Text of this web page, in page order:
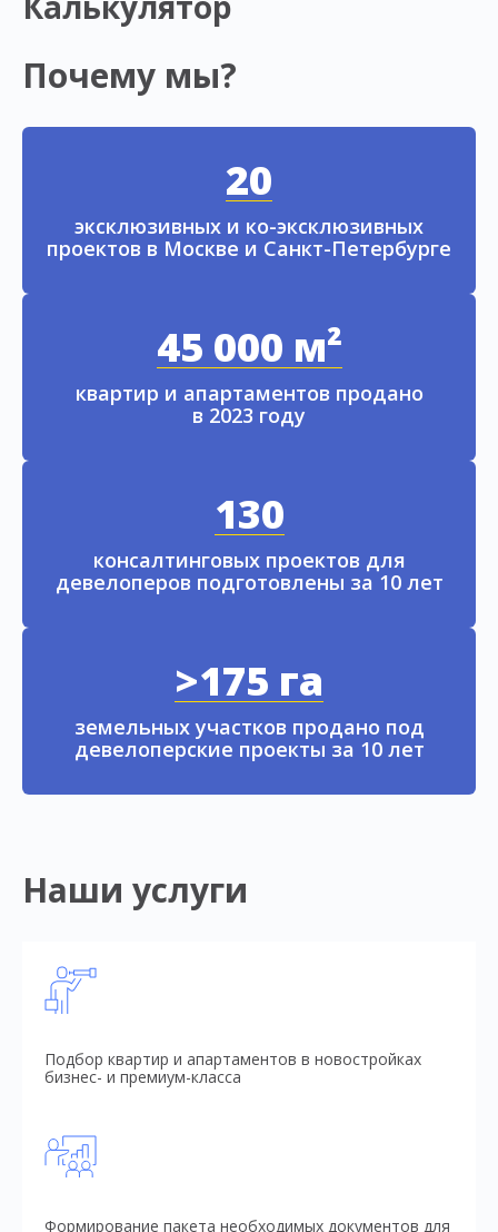
Почему мы?
20
эксклюзивных и ко-эксклюзивных
проектов в Москве и Санкт-Петербурге
45 000 м²
квартир и апартаментов продано
в 2023 году
130
консалтинговых проектов для
девелоперов подготовлены за 10 лет
>175 га
земельных участков продано под
девелоперские проекты за 10 лет
Наши услуги
Подбор квартир и апартаментов в новостройках
бизнес- и премиум-класса
Формирование пакета необходимых документов для